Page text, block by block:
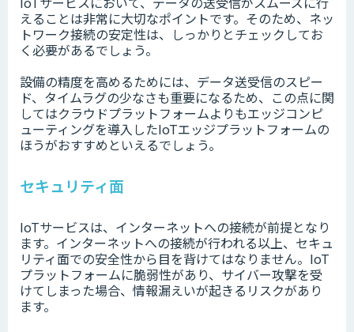
えることは非常に大切なポイントです。そのため、ネッ
トワーク接続の安定性は、しっかりとチェックしてお
く必要があるでしょう。
設備の精度を高めるためには、データ送受信のスピー
ド、タイムラグの少なさも重要になるため、この点に関
してはクラウドプラットフォームよりもエッジコンピ
ューティングを導入したIoTエッジプラットフォームの
ほうがおすすめといえるでしょう。
セキュリティ面
IoTサービスは、インターネットへの接続が前提となり
ます。インターネットへの接続が行われる以上、セキュ
リティ面での安全性から目を背けてはなりません。IoT
プラットフォームに脆弱性があり、サイバー攻撃を受
けてしまった場合、情報漏えいが起きるリスクがあり
ます。